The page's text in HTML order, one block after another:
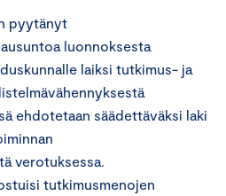
pyytänyt
luonnoksesta
laiksi tutkimus- ja
ehdotetaan säädettäväksi laki
verotuksessa.
tutkimusmenojen